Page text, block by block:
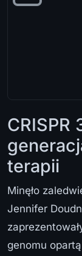
CRISPR
terapii
Minęło
Jennifer
genomu